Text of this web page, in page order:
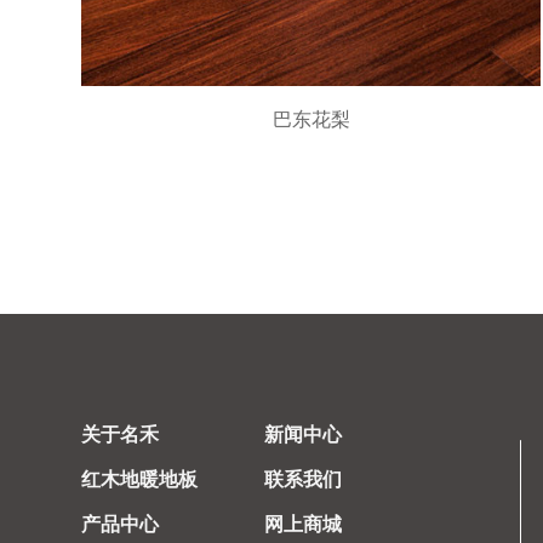
巴东花梨
关于名禾
红木地暖地板
产品中心
新闻中心
联系我们
网上商城